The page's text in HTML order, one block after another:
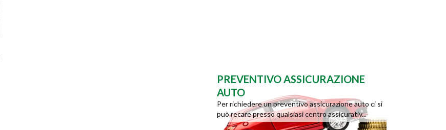
PREVENTIVO ASSICURAZIONE
AUTO
Per richiedere un preventivo assicurazione auto ci si
può recare presso qualsiasi centro assicurativ...